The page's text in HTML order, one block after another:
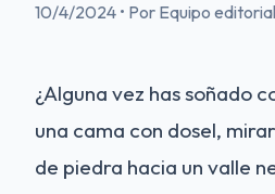
10/4/2024 • Por Equipo
¿Alguna vez has soñado
una cama con dosel,
de piedra hacia un valle